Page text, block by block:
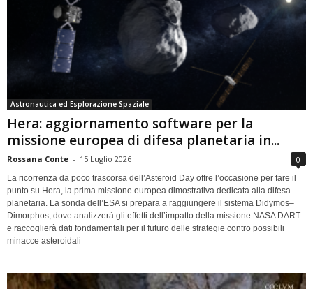
Astronautica ed Esplorazione Spaziale
Hera: aggiornamento software per la
missione europea di difesa planetaria in...
Rossana Conte - 15 Luglio 2026 0
La ricorrenza da poco trascorsa dell’Asteroid Day offre l’occasione per fare il
punto su Hera, la prima missione europea dimostrativa dedicata alla difesa
planetaria. La sonda dell’ESA si prepara a raggiungere il sistema Didymos–
Dimorphos, dove analizzerà gli effetti dell’impatto della missione NASA DART
e raccoglierà dati fondamentali per il futuro delle strategie contro possibili
minacce asteroidali